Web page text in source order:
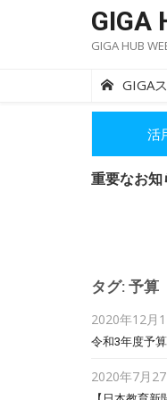
GIGA
GIGA HUB
GIGA
活
重要なお知
タグ: 予算
Posted
on
2020年12月
令和3年度予
Posted
on
2020年7月